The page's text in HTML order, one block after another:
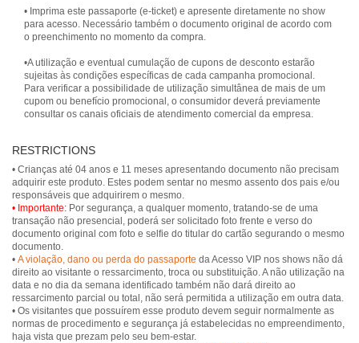
• Imprima este passaporte (e-ticket) e apresente diretamente no show
para acesso. Necessário também o documento original de acordo com
o preenchimento no momento da compra.
•A utilização e eventual cumulação de cupons de desconto estarão
sujeitas às condições específicas de cada campanha promocional.
Para verificar a possibilidade de utilização simultânea de mais de um
cupom ou benefício promocional, o consumidor deverá previamente
RESTRICTIONS
• Crianças até 04 anos e 11 meses apresentando documento não precisam
adquirir este produto. Estes podem sentar no mesmo assento dos pais e/ou
• Importante: Por segurança, a qualquer momento, tratando-se de uma
transação não presencial, poderá ser solicitado foto frente e verso do
documento original com foto e selfie do titular do cartão segurando o mesmo
documento.
• A violação, dano ou perda do passaporte da Acesso VIP nos shows não dá
direito ao visitante o ressarcimento, troca ou substituição. A não utilização na
data e no dia da semana identificado também não dará direito ao
ressarcimento parcial ou total, não será permitida a utilização em outra data.
• Os visitantes que possuírem esse produto devem seguir normalmente as
normas de procedimento e segurança já estabelecidas no empreendimento,
haja vista que prezam pelo seu bem-estar.